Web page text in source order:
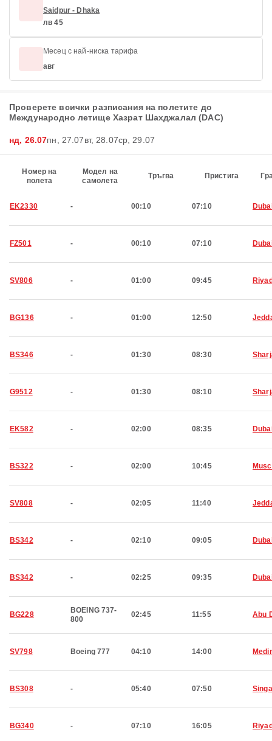
Saidpur - Dhaka
лв 45
Месец с най-ниска тарифа
авг
Проверете всички разписания на полетите до
Международно летище Хазрат Шахджалал (DAC)
нд, 26.07пн, 27.07вт, 28.07ср, 29.07
Номер на
полета
Модел на
самолета
Тръгва Пристига
EK2330 - 00:10 07:10
FZ501 - 00:10 07:10
SV806 - 01:00 09:45
BG136 - 01:00 12:50
BS346 - 01:30 08:30
G9512 - 01:30 08:10
EK582 - 02:00 08:35
BS322 - 02:00 10:45
SV808 - 02:05 11:40
BS342 - 02:10 09:05
BS342 - 02:25 09:35
BG228
BOEING 737-
800
02:45 11:55 Abu
SV798 Boeing 777 04:10 14:00
BS308 - 05:40 07:50
BG340 - 07:10 16:05